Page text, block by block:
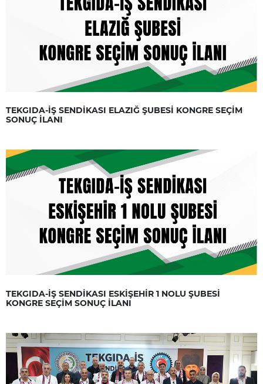
TEKGIDA-İŞ SENDİKASI ELAZIĞ ŞUBESİ KONGRE SEÇİM
SONUÇ İLANI
TEKGIDA-İŞ SENDİKASI ESKİŞEHİR 1 NOLU ŞUBESİ
KONGRE SEÇİM SONUÇ İLANI